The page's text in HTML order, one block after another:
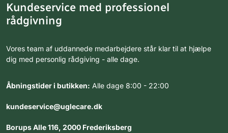
Kundeservice med professionel
rådgivning
Vores team af uddannede medarbejdere står klar til at hjælpe
dig med personlig rådgiving - alle dage.
Åbningstider i butikken: Alle dage 8:00 - 22:00
kundeservice@uglecare.dk
Borups Alle 116, 2000 Frederiksberg